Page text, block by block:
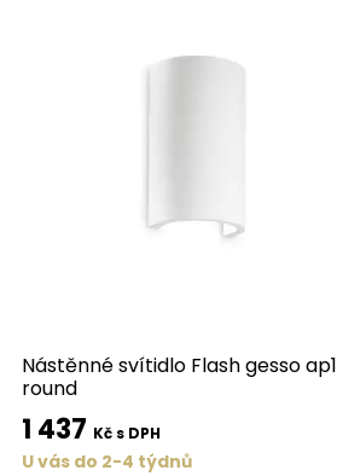
Nástěnné svítidlo Flash gesso ap1
round
1 437 Kč s DPH
U vás do 2-4 týdnů